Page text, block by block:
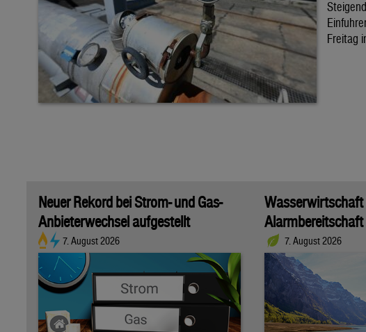
Freitag
Neuer Rekord bei Strom- und Gas-
Anbieterwechsel aufgestellt
7. August 2026
Wasserwirtschaft
Alarmbereitschaft
7. August 2026